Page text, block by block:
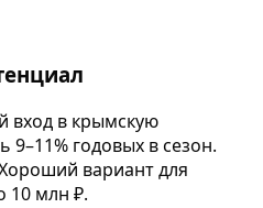
вход в крымскую
годовых в сезон.
вариант для
10 млн ₽.